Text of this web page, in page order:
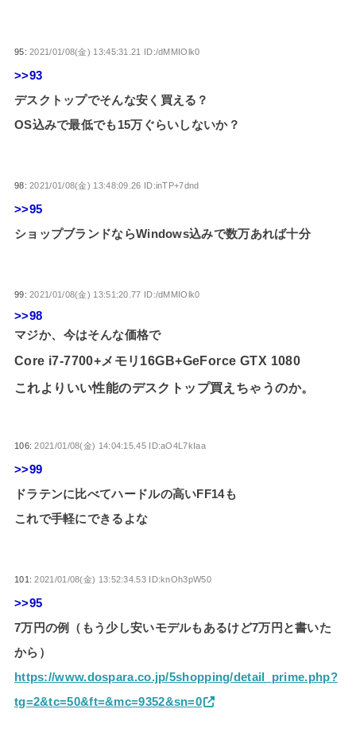
95:2021/01/08(金) 13:45:31.21 ID:/dMMIOlk0
>>93
デスクトップでそんな安く買える？
OS込みで最低でも15万ぐらいしないか？
98:2021/01/08(金) 13:48:09.26 ID:inTP+7dnd
>>95
ショップブランドならWindows込みで数万あれば十分
99:2021/01/08(金) 13:51:20.77 ID:/dMMIOlk0
>>98
マジか、今はそんな価格で
Core i7-7700+メモリ16GB+GeForce GTX 1080
これよりいい性能のデスクトップ買えちゃうのか。
106:2021/01/08(金) 14:04:15.45 ID:aO4L7kIaa
>>99
ドラテンに比べてハードルの高いFF14も
これで手軽にできるよな
101:2021/01/08(金) 13:52:34.53 ID:knOh3pW50
>>95
7万円の例（もう少し安いモデルもあるけど7万円と書いた
から）
https://www.dospara.co.jp/5shopping/detail_prime.php?
tg=2&tc=50&ft=&mc=9352&sn=0